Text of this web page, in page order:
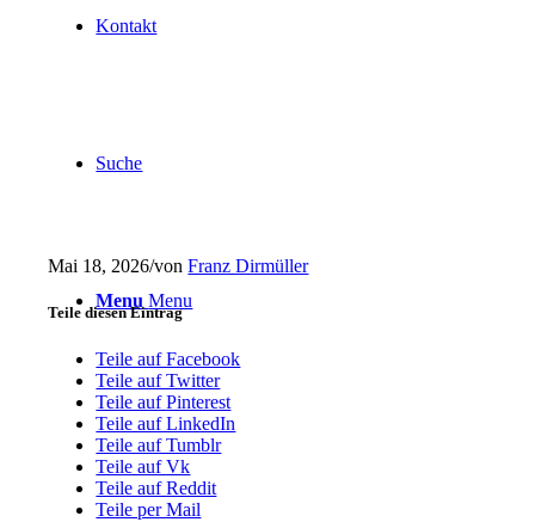
Kontakt
Suche
Menu Menu
Mai 18, 2026/vonFranz Dirmüller
Teile diesen Eintrag
Teile auf Facebook
Teile auf Twitter
Teile auf Pinterest
Teile auf LinkedIn
Teile auf Tumblr
Teile auf Vk
Teile auf Reddit
Teile per Mail